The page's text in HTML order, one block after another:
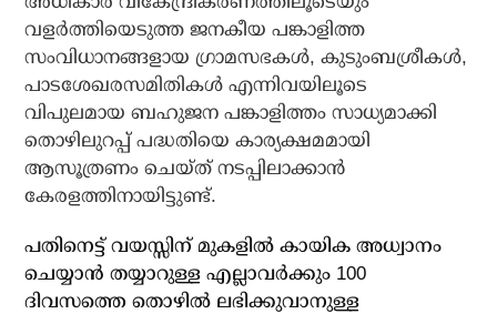
വളര്‍ത്തിയെടുത്ത ജനകീയ പങ്കാളിത്ത
സംവിധാനങ്ങളായ ഗ്രാമസഭകള്‍, കുടുംബശ്രീകള്‍,
പാടശേഖരസമിതികള്‍ എന്നിവയിലൂടെ
വിപുലമായ ബഹുജന പങ്കാളിത്തം സാധ്യമാക്കി
തൊഴിലുറപ്പ് പദ്ധതിയെ കാര്യക്ഷമമായി
ആസൂത്രണം ചെയ്ത് നടപ്പിലാക്കാന്‍
കേരളത്തിനായിട്ടുണ്ട്.
പതിനെട്ട് വയസ്സിന് മുകളില്‍ കായിക അധ്വാനം
ചെയ്യാന്‍ തയ്യാറുള്ള എല്ലാവര്‍ക്കും 100
ദിവസത്തെ തൊഴില്‍ ലഭിക്കുവാനുള്ള